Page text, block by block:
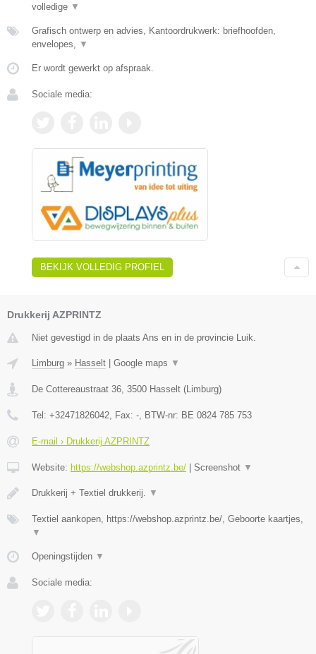
volledige ▼
Grafisch ontwerp en advies, Kantoordrukwerk: briefhoofden,
envelopes,
▼
Er wordt gewerkt op afspraak.
Sociale media:
BEKIJK VOLLEDIG PROFIEL
Drukkerij AZPRINTZ
Niet gevestigd in de plaats Ans en in de provincie Luik.
Limburg » Hasselt Google maps ▼
De Cottereaustraat 36, 3500 Hasselt (Limburg)
Tel: +32471826042, Fax: -, BTW-nr: BE 0824 785 753
E-mail › Drukkerij AZPRINTZ
Website: https://webshop.azprintz.be/ Screenshot ▼
Drukkerij + Textiel drukkerij. ▼
Textiel aankopen, https://webshop.azprintz.be/, Geboorte kaartjes,
▼
Openingstijden ▼
Sociale media: